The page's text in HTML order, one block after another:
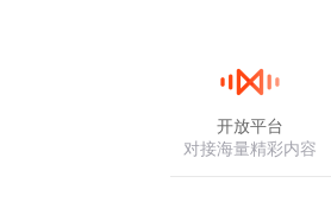
开放平台
对接海量精彩内容